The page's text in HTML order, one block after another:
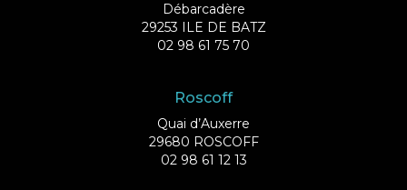
Débarcadère
29253 ILE DE BATZ
02 98 61 75 70
Roscoff
Quai d’Auxerre
29680 ROSCOFF
02 98 61 12 13